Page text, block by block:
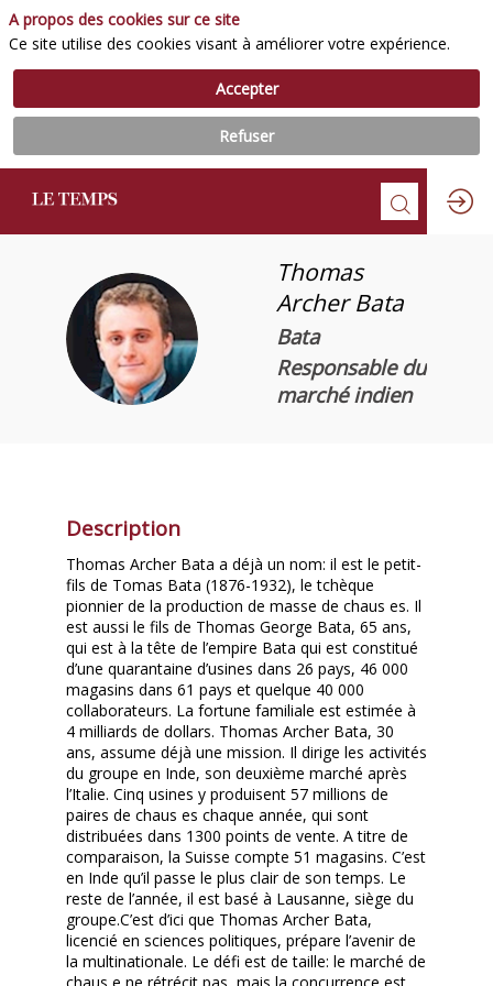
TAB
Thomas
Archer Bata
Bata
Responsable du
marché indien
Description
Thomas Archer Bata a déjà un nom: il est le petit-
fils de Tomas Bata (1876-1932), le tchèque
pionnier de la production de masse de chaus es. Il
est aussi le fils de Thomas George Bata, 65 ans,
qui est à la tête de l’empire Bata qui est constitué
d’une quarantaine d’usines dans 26 pays, 46 000
magasins dans 61 pays et quelque 40 000
collaborateurs. La fortune familiale est estimée à
4 milliards de dollars. Thomas Archer Bata, 30
ans, assume déjà une mission. Il dirige les activités
du groupe en Inde, son deuxième marché après
l’Italie. Cinq usines y produisent 57 millions de
paires de chaus es chaque année, qui sont
distribuées dans 1300 points de vente. A titre de
comparaison, la Suisse compte 51 magasins. C’est
en Inde qu’il passe le plus clair de son temps. Le
reste de l’année, il est basé à Lausanne, siège du
groupe.C’est d’ici que Thomas Archer Bata,
licencié en sciences politiques, prépare l’avenir de
la multinationale. Le défi est de taille: le marché de
A propos des cookies sur ce site
Ce site utilise des cookies visant à améliorer votre expérience.
Accepter
Refuser